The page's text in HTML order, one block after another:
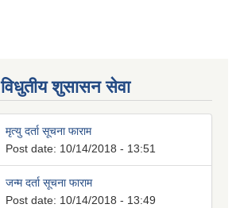
विधुतीय शुसासन सेवा
मृत्यु दर्ता सूचना फाराम
Post date: 10/14/2018 - 13:51
जन्म दर्ता सूचना फाराम
Post date: 10/14/2018 - 13:49